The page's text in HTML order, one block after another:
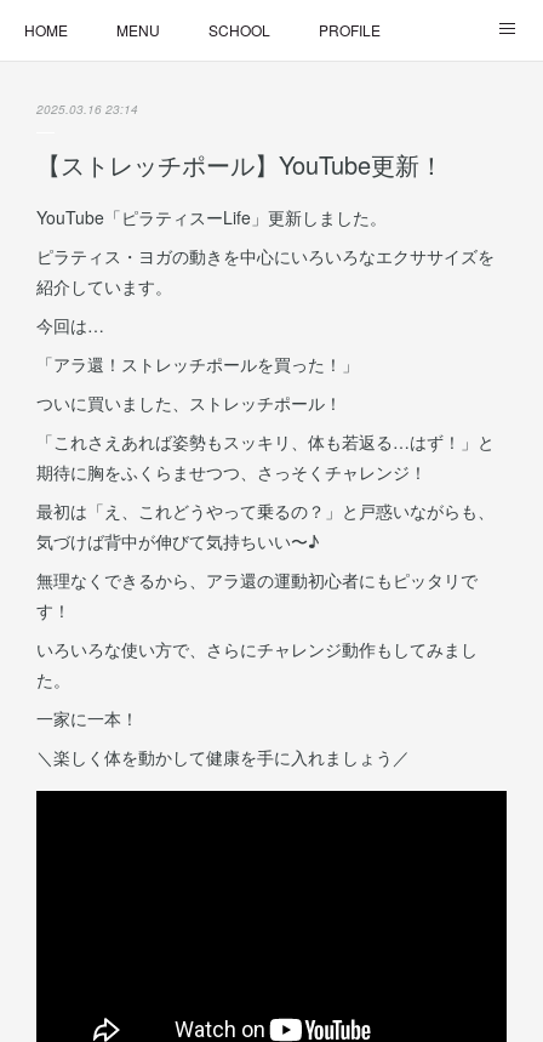
HOME MENU SCHOOL PROFILE
2025.03.16 23:14
【ストレッチポール】YouTube更新！
YouTube「ピラティスーLife」更新しました。
ピラティス・ヨガの動きを中心にいろいろなエクササイズを
紹介しています。
今回は…
「アラ還！ストレッチポールを買った！」
ついに買いました、ストレッチポール！
「これさえあれば姿勢もスッキリ、体も若返る…はず！」と
期待に胸をふくらませつつ、さっそくチャレンジ！
最初は「え、これどうやって乗るの？」と戸惑いながらも、
気づけば背中が伸びて気持ちいい〜♪
無理なくできるから、アラ還の運動初心者にもピッタリで
す！
いろいろな使い方で、さらにチャレンジ動作もしてみまし
た。
一家に一本！
＼楽しく体を動かして健康を手に入れましょう／